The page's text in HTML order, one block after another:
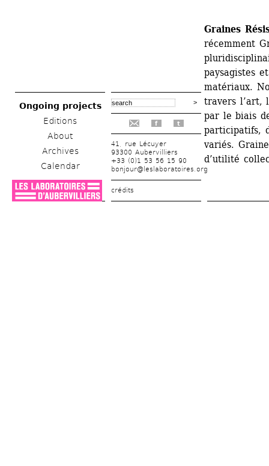
Ongoing projects
Editions
About
Archives
Calendar
f t
41, rue Lécuyer
93300 Aubervilliers
+33 (0)1 53 56 15 90
bonjour@leslaboratoires.org
crédits
Graines
récemment
paysagistes
matériaux.
travers l’art,
par le biais
participatifs,
variés.
d’utilité